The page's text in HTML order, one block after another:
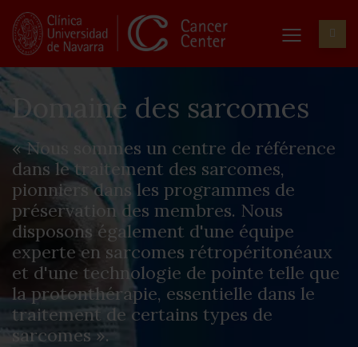
Domaine des sarcomes
« Nous sommes un centre de référence
dans le traitement des sarcomes,
pionniers dans les programmes de
préservation des membres. Nous
disposons également d'une équipe
experte en sarcomes rétropéritonéaux
et d'une technologie de pointe telle que
la protonthérapie, essentielle dans le
traitement de certains types de
sarcomes ».